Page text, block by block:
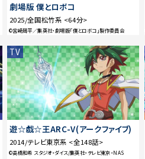
劇場版 僕とロボコ
2025/全国松竹系 <64分>
©宮崎周平／集英社・劇場版「僕とロボコ」製作委員会
TV
遊☆戯☆王ARC-V(アークファイブ)
2014/テレビ東京系 <全148話>
©高橋和希 スタジオ・ダイス/集英社・テレビ東京・NAS